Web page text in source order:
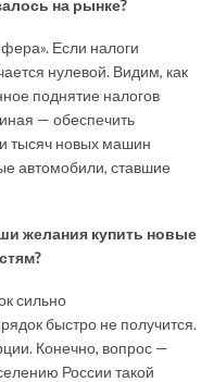
на рынке?
Если налоги
нулевой. Видим, как
поднятие налогов
— обеспечить
тысяч новых машин
автомобили, ставшие
желания купить новые
сильно
быстро не получится.
Конечно, вопрос —
России такой